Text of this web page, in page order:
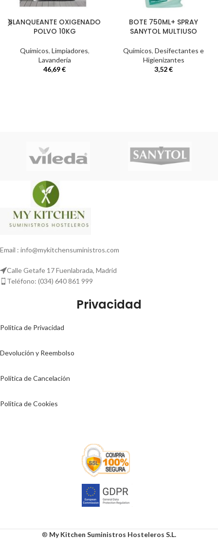
BLANQUEANTE OXIGENADO
POLVO 10KG
Químicos, Limpiadores,
Lavandería
46,69€
BOTE 750ML+ SPRAY
SANYTOL MULTIUSO
Químicos, Desifectantes e
Higienizantes
3,52€
Email : info@mykitchensuministros.com
Calle Getafe 17 Fuenlabrada, Madrid
Teléfono: (034) 640 861 999
Privacidad
Politica de Privacidad
Devolución y Reembolso
Política de Cancelación
Politica de Cookies
® My Kitchen Suministros Hosteleros S.L.